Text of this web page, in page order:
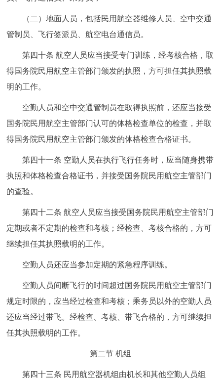
（二）地面人员，包括民用航空器维修人员、空中交通
管制员、飞行签派员、航空电台通信员。
第四十条 航空人员应当接受专门训练，经考核合格，取
得国务院民用航空主管部门颁发的执照，方可担任其执照载
明的工作。
空勤人员和空中交通管制员在取得执照前，还应当接受
国务院民用航空主管部门认可的体格检查单位的检查，并取
得国务院民用航空主管部门颁发的体格检查合格证书。
第四十一条 空勤人员在执行飞行任务时，应当随身携带
执照和体格检查合格证书，并接受国务院民用航空主管部门
的查验。
第四十二条 航空人员应当接受国务院民用航空主管部门
定期或者不定期的检查和考核；经检查、考核合格的，方可
继续担任其执照载明的工作。
空勤人员还应当参加定期的紧急程序训练。
空勤人员间断飞行的时间超过国务院民用航空主管部门
规定时限的，应当经过检查和考核；乘务员以外的空勤人员
还应当经过带飞。经检查、考核、带飞合格的，方可继续担
任其执照载明的工作。
第二节 机组
第四十三条 民用航空器机组由机长和其他空勤人员组